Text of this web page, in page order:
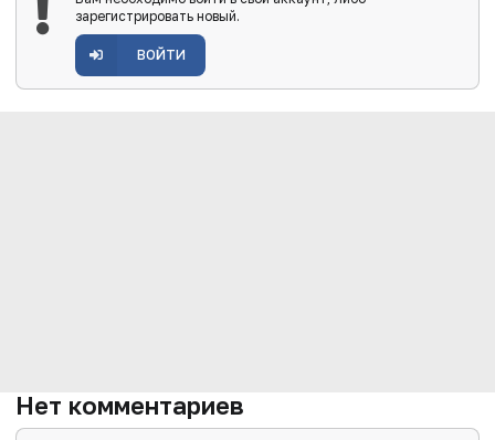
зарегистрировать новый.
ВОЙТИ
Нет комментариев